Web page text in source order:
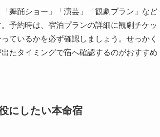
舞踊ショー」「演芸」「観劇プラン」など
予約時は、宿泊プランの詳細に観劇チケッ
ているかを必ず確認しましょう。せっかく
たタイミングで宿へ確認するのがおすすめ
にしたい本命宿